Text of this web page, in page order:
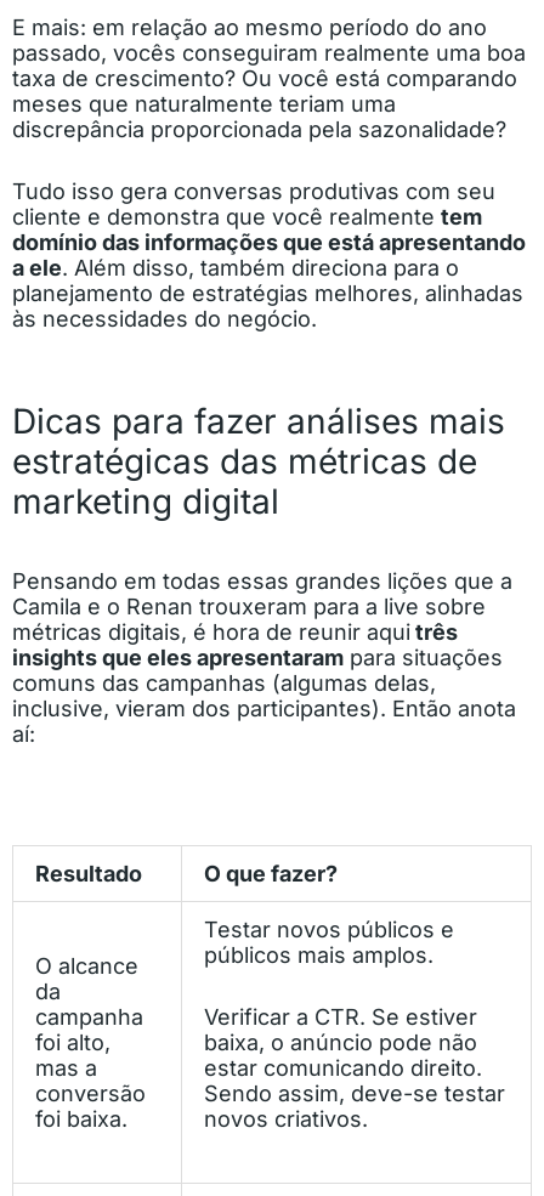
E mais: em relação ao mesmo período do ano
passado, vocês conseguiram realmente uma boa
taxa de crescimento? Ou você está comparando
meses que naturalmente teriam uma
discrepância proporcionada pela sazonalidade?
Tudo isso gera conversas produtivas com seu
cliente e demonstra que você realmente tem
domínio das informações que está apresentando
a ele. Além disso, também direciona para o
planejamento de estratégias melhores, alinhadas
às necessidades do negócio.
Dicas para fazer análises mais
estratégicas das métricas de
marketing digital
Pensando em todas essas grandes lições que a
Camila e o Renan trouxeram para a live sobre
métricas digitais, é hora de reunir aquitrês
insights que eles apresentaram para situações
comuns das campanhas (algumas delas,
inclusive, vieram dos participantes). Então anota
aí:
Resultado O que fazer?
O alcance
da
campanha
foi alto,
mas a
conversão
foi baixa.
Testar novos públicos e
públicos mais amplos.
Verificar a CTR. Se estiver
baixa, o anúncio pode não
estar comunicando direito.
Sendo assim, deve-se testar
novos criativos.